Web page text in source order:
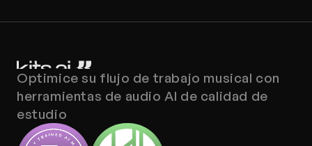
Optimice su flujo de trabajo musical con
herramientas de audio AI de calidad de
estudio